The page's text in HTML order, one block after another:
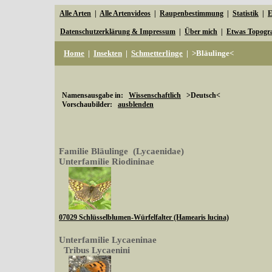
Alle Arten Alle Artenvideos Raupenbestimmung Statistik
Datenschutzerklärung & Impressum Über mich Etwas
Home | Insekten | Schmetterlinge | >Bläulinge<
Namensausgabe in: Wissenschaftlich >Deutsch<
Vorschaubilder: ausblenden
Familie Bläulinge (Lycaenidae)
Unterfamilie Riodininae
07029 Schlüsselblumen-Würfelfalter (Hamearis lucina)
Unterfamilie Lycaeninae
Tribus Lycaenini